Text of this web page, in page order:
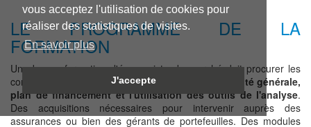
vous acceptez l'utilisation de cookies pour
réaliser des statistiques de visites.
En savoir plus
J'accepte
LE PROGRAMME DE LA
FORMATION
Une bonne formation d'économiste de marché doit procurer les
compétences fondamentales :diagnostic de l'activité générale,
plan de financement et l'utilisation des outils de l'analyse.
Des acquisitions nécessaires pour intervenir auprès des
assurances ou bien des gérants de portefeuilles. Des modules